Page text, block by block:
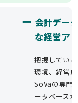
ー 会計デー
な経営ア
把握してい
環境、経営
SoVaの専門
ータベース